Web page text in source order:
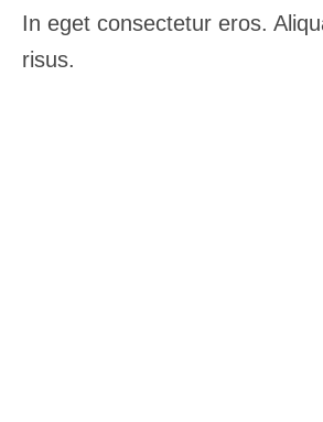
In eget consectetur eros.
risus.